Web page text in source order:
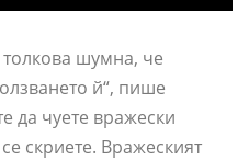
шумна, че
й“, пише
да чуете вражески
скриете. Вражеският